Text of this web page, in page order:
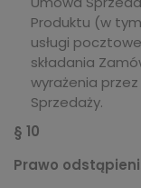
Produktu (w
usługi
składania
wyrażenia
Sprzedaży.
§ 10
Prawo